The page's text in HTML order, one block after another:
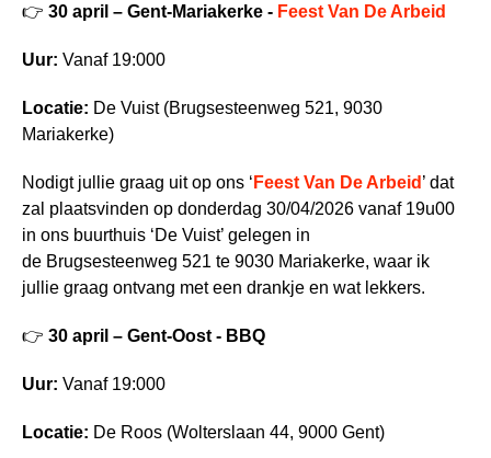
👉 30 april – Gent-Mariakerke - Feest Van De Arbeid
Uur: Vanaf 19:000
Locatie: De Vuist (Brugsesteenweg 521, 9030
Mariakerke)
Nodigt jullie graag uit op ons ‘ Feest Van De Arbeid ’ dat
zal plaatsvinden op donderdag 30/04/2026 vanaf 19u00
in ons buurthuis ‘De Vuist’ gelegen in
de Brugsesteenweg 521 te 9030 Mariakerke, waar ik
jullie graag ontvang met een drankje en wat lekkers.
👉 30 april – Gent-Oost - BBQ
Uur: Vanaf 19:000
Locatie: De Roos (Wolterslaan 44, 9000 Gent)